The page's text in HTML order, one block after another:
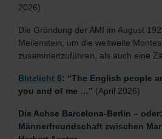
2026)
Die Gründung der AMI im August
Meilenstein, um die weltweite
zusammenzuführen, als auch eine
Blitzlicht 8: “The English people
you and of me …” (April 2026)
Die Achse Barcelona-Berlin –
Männerfreundschaft zwischen